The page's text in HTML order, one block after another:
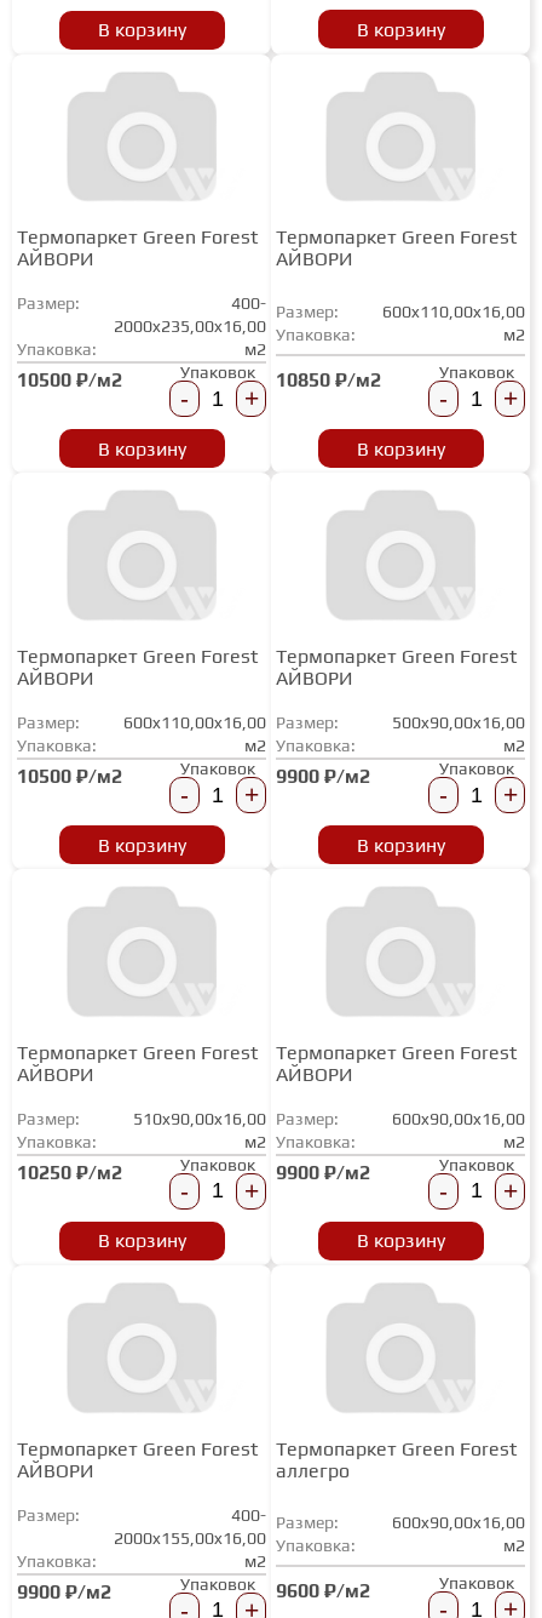
В корзину В корзину
Термопаркет Green Forest
АЙВОРИ
Размер:
400-
2000x235,00x16,00
Упаковка:
м2
10500 ₽/м2 Упаковок
- +
В корзину
Термопаркет Green Forest
АЙВОРИ
Размер:
600x110,00x16,00
Упаковка:
м2
10850 ₽/м2 Упаковок
- +
В корзину
Термопаркет Green Forest
АЙВОРИ
Размер:
600x110,00x16,00
Упаковка:
м2
10500 ₽/м2 Упаковок
- +
В корзину
Термопаркет Green Forest
АЙВОРИ
Размер:
500x90,00x16,00
Упаковка:
м2
9900 ₽/м2 Упаковок
- +
В корзину
Термопаркет Green Forest
АЙВОРИ
Размер:
510x90,00x16,00
Упаковка:
м2
10250 ₽/м2 Упаковок
- +
В корзину
Термопаркет Green Forest
АЙВОРИ
Размер:
600x90,00x16,00
Упаковка:
м2
9900 ₽/м2 Упаковок
- +
В корзину
Термопаркет Green Forest
АЙВОРИ
Размер:
400-
2000x155,00x16,00
Упаковка:
м2
9900 ₽/м2 Упаковок
- +
Термопаркет Green Forest
аллегро
Размер:
600x90,00x16,00
Упаковка:
м2
9600 ₽/м2 Упаковок
- +